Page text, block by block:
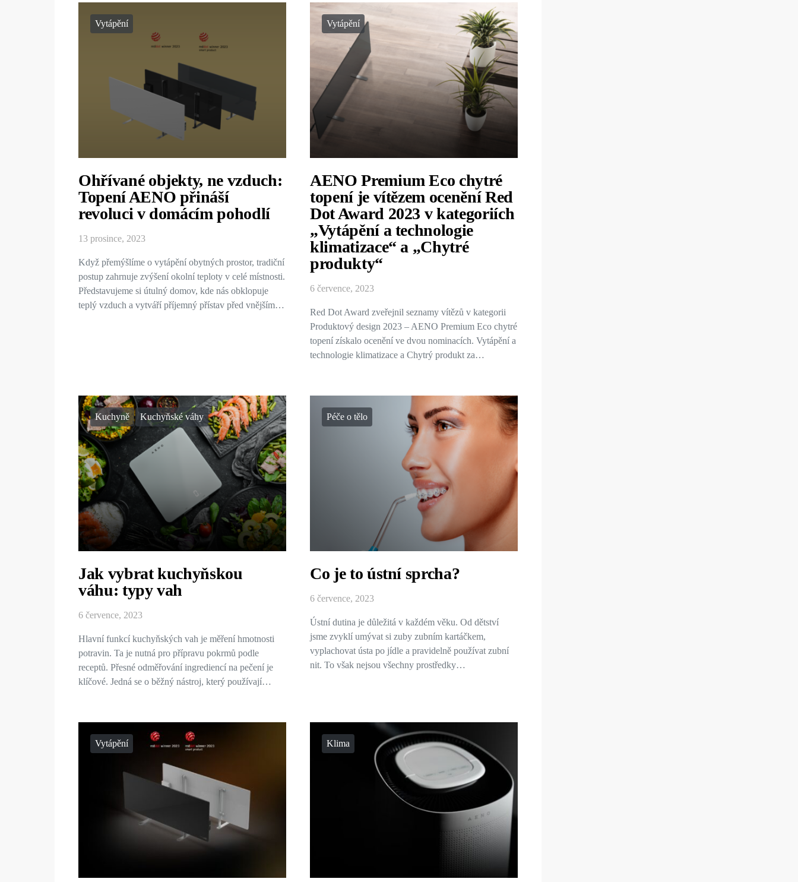
Vytápění
Ohřívané objekty, ne vzduch:
Topení AENO přináší
revoluci v domácím pohodlí
13 prosince, 2023
Když přemýšlíme o vytápění obytných prostor, tradiční
postup zahrnuje zvýšení okolní teploty v celé místnosti.
Představujeme si útulný domov, kde nás obklopuje
teplý vzduch a vytváří příjemný přístav před vnějším…
Vytápění
AENO Premium Eco chytré
topení je vítězem ocenění Red
Dot Award 2023 v kategoriích
„Vytápění a technologie
klimatizace“ a „Chytré
produkty“
6 července, 2023
Red Dot Award zveřejnil seznamy vítězů v kategorii
Produktový design 2023 – AENO Premium Eco chytré
topení získalo ocenění ve dvou nominacích. Vytápění a
technologie klimatizace a Chytrý produkt za…
Kuchyně Kuchyňské váhy
Jak vybrat kuchyňskou
váhu: typy vah
6 července, 2023
Hlavní funkcí kuchyňských vah je měření hmotnosti
potravin. Ta je nutná pro přípravu pokrmů podle
receptů. Přesné odměřování ingrediencí na pečení je
klíčové. Jedná se o běžný nástroj, který používají…
Péče o tělo
Co je to ústní sprcha?
6 července, 2023
Ústní dutina je důležitá v každém věku. Od dětství
jsme zvyklí umývat si zuby zubním kartáčkem,
vyplachovat ústa po jídle a pravidelně používat zubní
nit. To však nejsou všechny prostředky…
Vytápění Klima